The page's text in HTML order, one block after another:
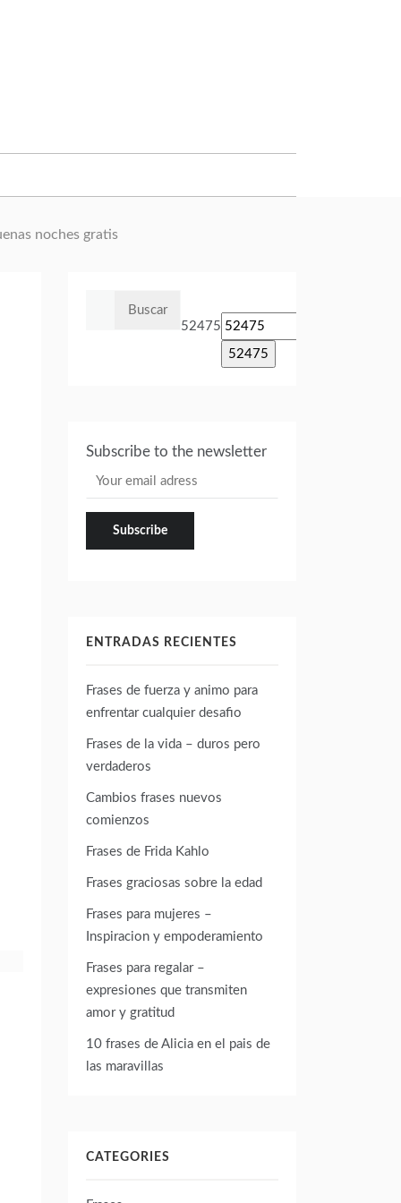
noches gratis
52475
Subscribe to the newsletter
ENTRADAS RECIENTES
Frases de fuerza y animo para
enfrentar cualquier desafio
Frases de la vida – duros pero
verdaderos
Cambios frases nuevos
comienzos
Frases de Frida Kahlo
Frases graciosas sobre la edad
Frases para mujeres –
Inspiracion y empoderamiento
Frases para regalar –
expresiones que transmiten
amor y gratitud
10 frases de Alicia en el pais de
las maravillas
CATEGORIES